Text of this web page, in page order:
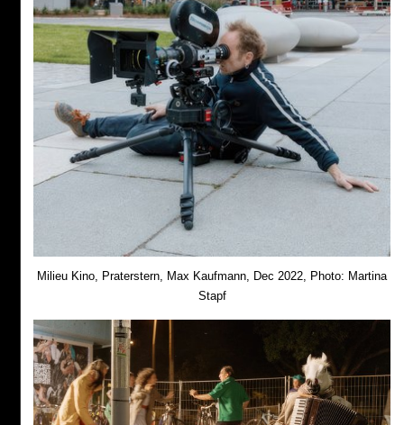
Milieu Kino, Praterstern, Max Kaufmann, Dec 2022, Photo: Martina
Stapf